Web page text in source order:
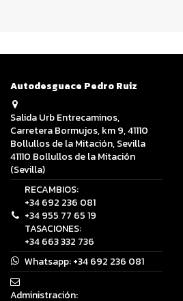
Autodesguace Pedro Ruiz
Salida Urb Entrecaminos,
Carretera Bormujos, km 9, 41110
Bollullos de la Mitación, Sevilla
41110 Bollullos de la Mitación
(Sevilla)
RECAMBIOS:
+34 692 236 081
+34 955 77 65 19
TASACIONES:
+34 663 332 736
Whatsapp:+34 692 236 081
Administración: